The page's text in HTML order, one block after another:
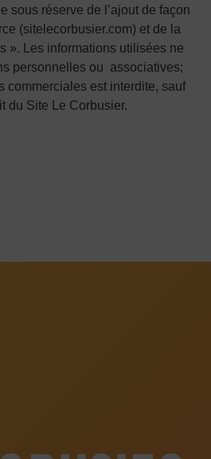
sous réserve de l’ajout de façon
(sitelecorbusier.com) et de la
». Les informations utilisées ne
personnelles ou associatives;
commerciales est interdite, sauf
du Site Le Corbusier.